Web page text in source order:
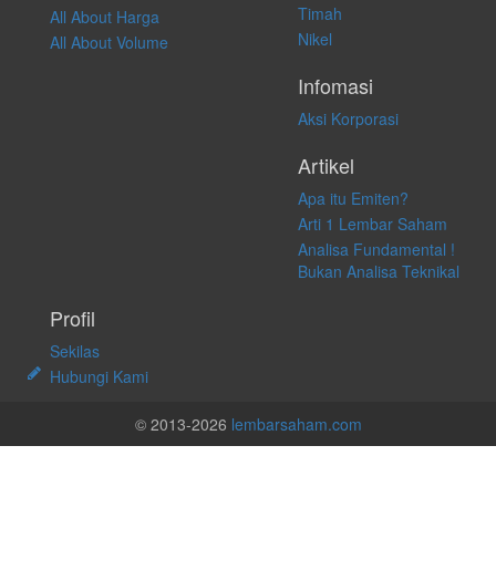
All About Harga
All About Volume
Timah
Nikel
Infomasi
Aksi Korporasi
Artikel
Apa itu Emiten?
Arti 1 Lembar Saham
Analisa Fundamental !
Bukan Analisa Teknikal
Profil
Sekilas
Hubungi Kami
© 2013-2026 lembarsaham.com